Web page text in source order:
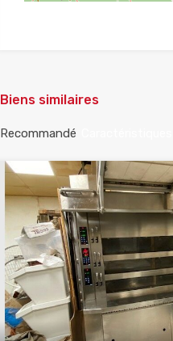
Biens similaires
Recommandé